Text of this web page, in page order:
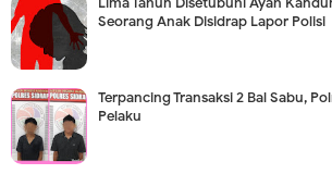
Seorang Anak Disidrap Lapor Polisi
Terpancing Transaksi 2 Bal Sabu,
Pelaku